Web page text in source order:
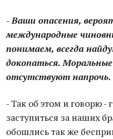
- Ваши опасения,
международные
понимаем, всегда
докопаться.
отсутствуют напрочь.
- Так об этом и говорю -
заступиться за наших
обошлись так же